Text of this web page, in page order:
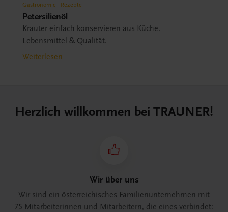
Gastronomie - Rezepte
Petersilienöl
Kräuter einfach konservieren aus Küche.
Lebensmittel & Qualität.
Weiterlesen
Herzlich willkommen bei TRAUNER!
Wir über uns
Wir sind ein österreichisches Familienunternehmen mit
75 Mitarbeiterinnen und Mitarbeitern, die eines verbindet: